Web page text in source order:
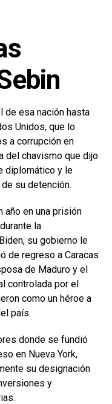
de esa nación hasta
Unidos, que lo
a corrupción en
del chavismo que dijo
diplomático y le
su detención.
año en una prisión
la
su gobierno le
de regreso a Caracas
de Maduro y el
controlada por el
como un héroe a
país.
donde se fundió
en Nueva York,
su designación
y